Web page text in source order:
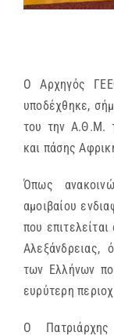
Ο Αρχηγός
υποδέχθηκε,
του την Α.Θ.Μ.
και πάσης
Όπως
αμοιβαίου
που
Αλεξάνδρειας,
των Ελλήνων
ευρύτερη
Ο